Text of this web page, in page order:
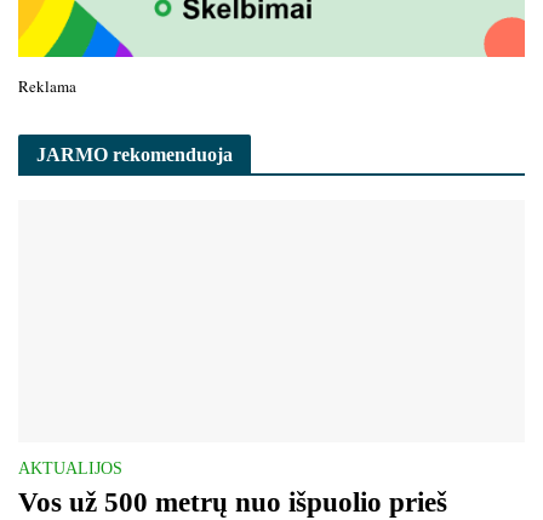
Reklama
JARMO rekomenduoja
AKTUALIJOS
Vos už 500 metrų nuo išpuolio prieš